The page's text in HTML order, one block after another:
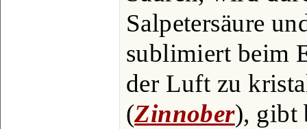
Salpetersäure
sublimiert beim
der Luft zu
(Zinnober), gibt